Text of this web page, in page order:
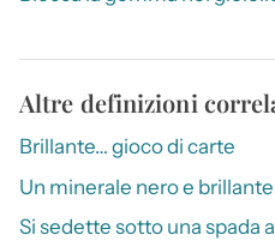
Altre definizioni
Brillante… gioco di carte
Un minerale nero e brillante
Si sedette sotto una spada